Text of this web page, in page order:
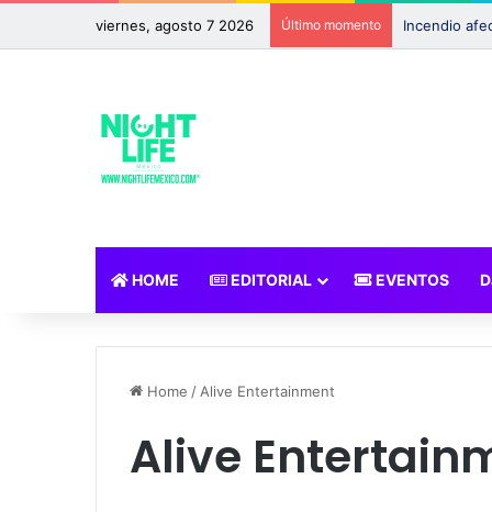
viernes, agosto 7 2026 Último momento
HOME EDITORIAL EVENTOS
Home / Alive Entertainment
Alive